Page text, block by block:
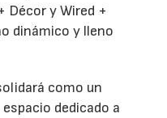
Décor y Wired +
dinámico y lleno
como un
espacio dedicado a